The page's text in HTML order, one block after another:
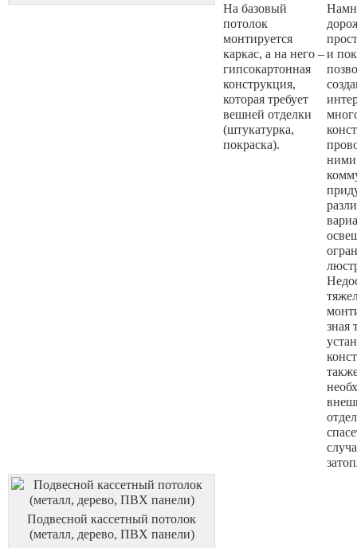
На базовый
потолок
монтируется
каркас, а на него –
гипсокартонная
конструкция,
которая требует
вешней отделки
(штукатурка,
покраска).
и
ними
зная
Подвесной кассетный потолок
(металл, дерево, ПВХ панели)